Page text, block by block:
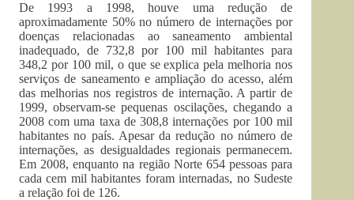
De 1993 a 1998, houve uma redução de
aproximadamente 50% no número de internações por
doenças relacionadas ao saneamento ambiental
inadequado, de 732,8 por 100 mil habitantes para
348,2 por 100 mil, o que se explica pela melhoria nos
serviços de saneamento e ampliação do acesso, além
das melhorias nos registros de internação. A partir de
1999, observam-se pequenas oscilações, chegando a
2008 com uma taxa de 308,8 internações por 100 mil
habitantes no país. Apesar da redução no número de
internações, as desigualdades regionais permanecem.
Em 2008, enquanto na região Norte 654 pessoas para
cada cem mil habitantes foram internadas, no Sudeste
a relação foi de 126.